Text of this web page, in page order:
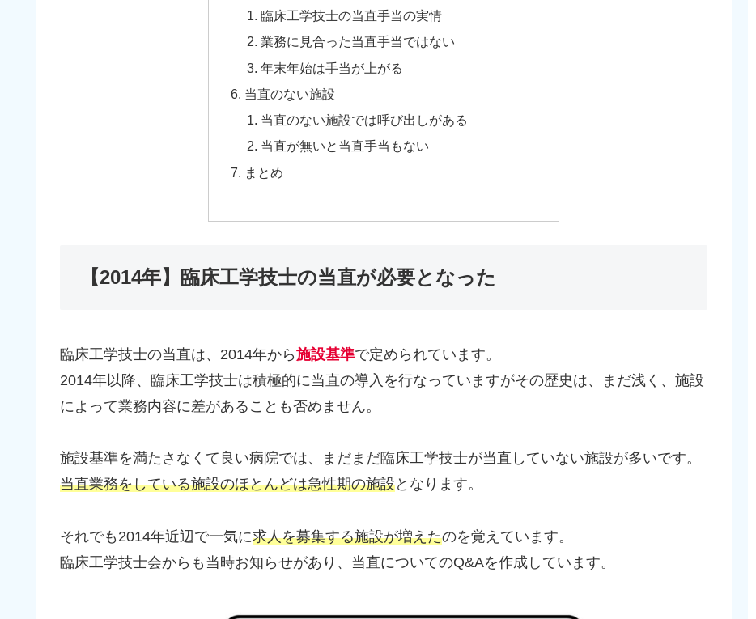
臨床工学技士の当直手当の実情
業務に見合った当直手当ではない
年末年始は手当が上がる
当直のない施設
当直のない施設では呼び出しがある
当直が無いと当直手当もない
まとめ
【2014年】臨床工学技士の当直が必要となった
臨床工学技士の当直は、2014年から施設基準で定められています。
2014年以降、臨床工学技士は積極的に当直の導入を行なっていますがその歴史は、まだ浅く、施設
によって業務内容に差があることも否めません。
施設基準を満たさなくて良い病院では、まだまだ臨床工学技士が当直していない施設が多いです。
当直業務をしている施設のほとんどは急性期の施設となります。
それでも2014年近辺で一気に求人を募集する施設が増えたのを覚えています。
臨床工学技士会からも当時お知らせがあり、当直についてのQ&Aを作成しています。